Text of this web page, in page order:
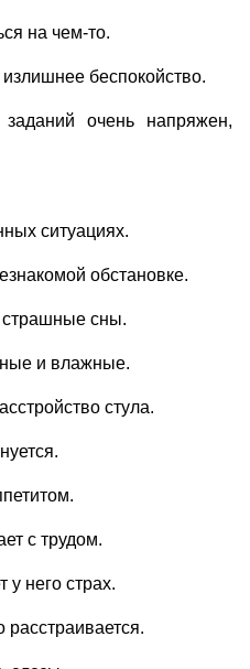
на чем-то.
беспокойство.
очень напряжен,
ситуациях.
обстановке.
страшные сны.
и влажные.
стула.
с трудом.
у него страх.
расстраивается.